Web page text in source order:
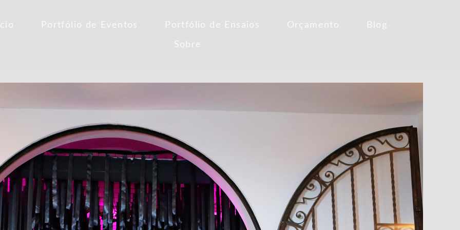
Portfólio de Eventos Portfólio de Ensaios Orçamento Blog
Sobre